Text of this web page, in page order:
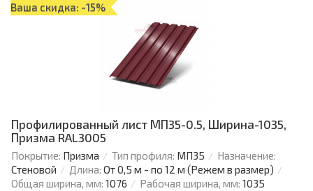
Ваша скидка: -15%
Профилированный лист МП35-0.5, Ширина-1035,
Призма RAL3005
Покрытие: Призма Тип профиля: МП35
Назначение:
Стеновой
Длина: От 0,5 м - по 12 м (Режем в размер)
Общая ширина, мм: 1076 Рабочая ширина, мм: 1035